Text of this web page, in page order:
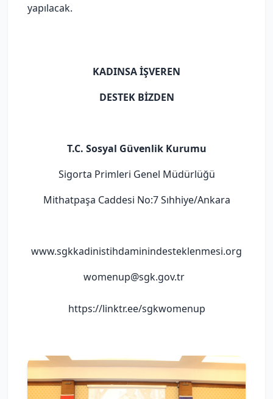
yapılacak.
KADINSA İŞVEREN
DESTEK BİZDEN
T.C. Sosyal Güvenlik Kurumu
Sigorta Primleri Genel Müdürlüğü
Mithatpaşa Caddesi No:7 Sıhhiye/Ankara
www.sgkkadinistihdaminindesteklenmesi.org
womenup@sgk.gov.tr
https://linktr.ee/sgkwomenup